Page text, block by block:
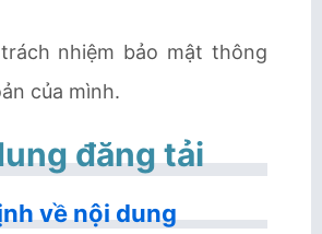
nhiệm bảo mật thông
của mình.
đăng tải
về nội dung